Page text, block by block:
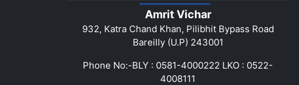
Amrit Vichar
932, Katra Chand Khan, Pilibhit Bypass Road
Bareilly (U.P) 243001
Phone No:-BLY : 0581-4000222 LKO : 0522-
4008111